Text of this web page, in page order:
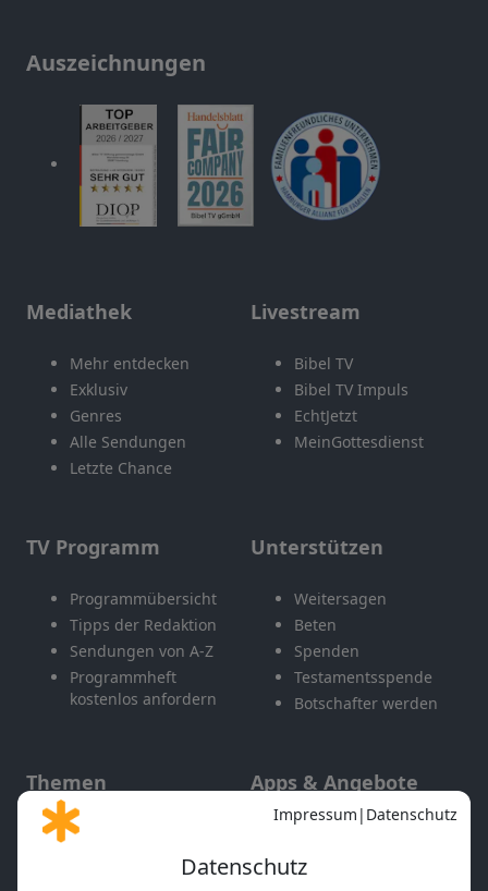
Auszeichnungen
Mediathek
Mehr entdecken
Exklusiv
Genres
Alle Sendungen
Letzte Chance
Livestream
Bibel TV
Bibel TV Impuls
EchtJetzt
MeinGottesdienst
TV Programm
Programmübersicht
Tipps der Redaktion
Sendungen von A-Z
Programmheft
kostenlos anfordern
Unterstützen
Weitersagen
Beten
Spenden
Testamentsspende
Botschafter werden
Themen
Gott und Bibel erklärt
Apps & Angebote
Mobile App